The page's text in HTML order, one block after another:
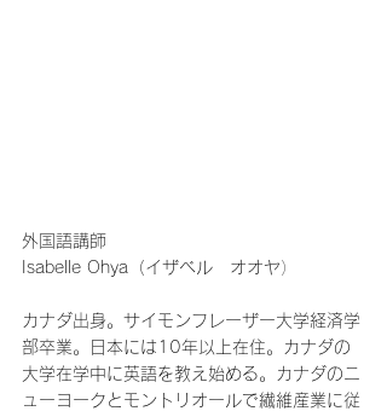
外国語講師
Isabelle Ohya（イザベル　オオヤ）
カナダ出身。サイモンフレーザー大学経済学
部卒業。日本には10年以上在住。カナダの
大学在学中に英語を教え始める。カナダのニ
ューヨークとモントリオールで繊維産業に従